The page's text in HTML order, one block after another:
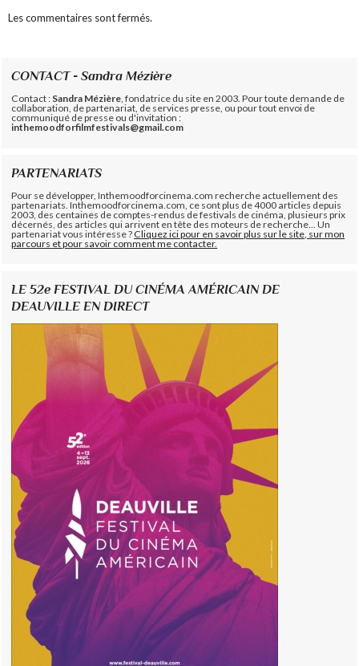
Les commentaires sont fermés.
CONTACT - Sandra Mézière
Contact : Sandra Mézière , fondatrice du site en 2003. Pour toute demande de
collaboration, de partenariat, de services presse, ou pour tout envoi de
communiqué de presse ou d'invitation :
inthemoodforfilmfestivals@gmail.com
PARTENARIATS
Pour se développer, Inthemoodforcinema.com recherche actuellement des
partenariats. Inthemoodforcinema.com, ce sont plus de 4000 articles depuis
2003, des centaines de comptes-rendus de festivals de cinéma, plusieurs prix
décernés, des articles qui arrivent en tête des moteurs de recherche... Un
partenariat vous intéresse ?Cliquez ici pour en savoir plus sur le site, sur mon
parcours et pour savoir comment me contacter.
LE 52e FESTIVAL DU CINÉMA AMÉRICAIN DE
DEAUVILLE EN DIRECT